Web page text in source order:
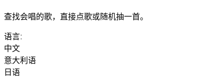
查找会唱的歌，直接点歌或随机抽一首。
语言:
中文
意大利语
日语